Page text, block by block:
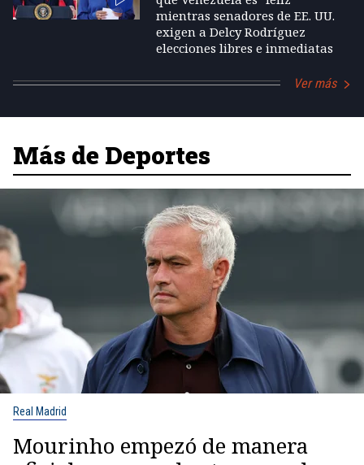
mientras senadores de EE. UU.
exigen a Delcy Rodríguez
elecciones libres e inmediatas
Ver más
Más de Deportes
Real Madrid
Mourinho empezó de manera